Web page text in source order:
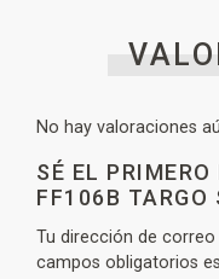
No hay valoraciones
SÉ EL
FF106B TARGO
Tu dirección de
campos obligatorios